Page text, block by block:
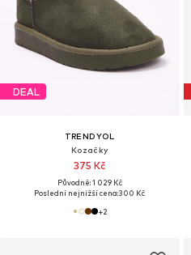
DEAL
TRENDYOL
Kozačky
375 Kč
Původně: 1 029 Kč
Poslední nejnižší cena:300 Kč
+2